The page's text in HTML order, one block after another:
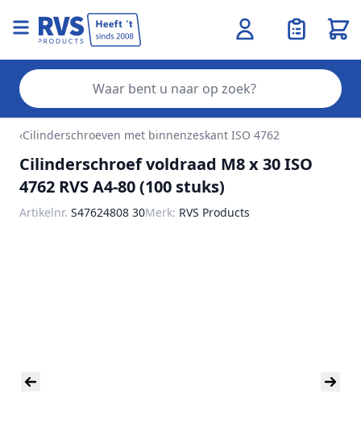
Ga naar de inhoud
‹Cilinderschroeven met binnenzeskant ISO 4762
Cilinderschroef voldraad M8 x 30 ISO
4762 RVS A4-80 (100 stuks)
Artikelnr. S47624808 30Merk: RVS Products